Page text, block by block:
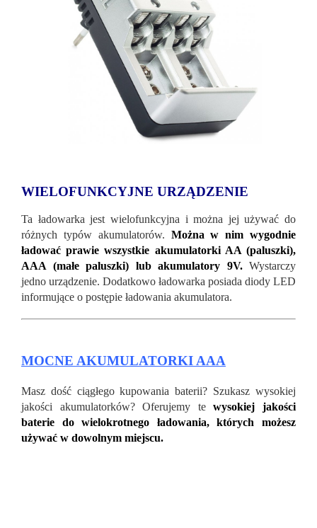
WIELOFUNKCYJNE URZĄDZENIE
Ta ładowarka jest wielofunkcyjna i można jej używać do
różnych typów akumulatorów. Można w nim wygodnie
ładować prawie wszystkie akumulatorki AA (paluszki),
AAA (małe paluszki) lub akumulatory 9V. Wystarczy
jedno urządzenie. Dodatkowo ładowarka posiada diody LED
informujące o postępie ładowania akumulatora.
MOCNE AKUMULATORKI AAA
Masz dość ciągłego kupowania baterii? Szukasz wysokiej
jakości akumulatorków? Oferujemy tewysokiej jakości
baterie do wielokrotnego ładowania, których możesz
używać w dowolnym miejscu.